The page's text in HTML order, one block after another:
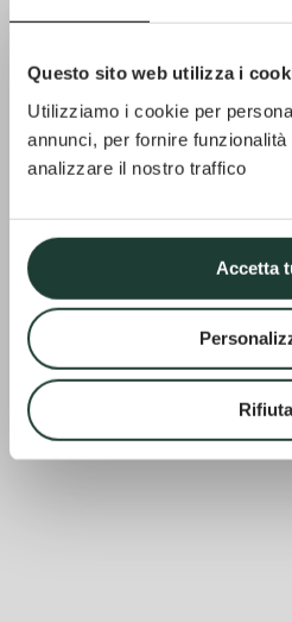
Questo sito web utilizza i
Utilizziamo i cookie per
annunci, per fornire
analizzare il nostro traffico
Accetta
Rifiuta